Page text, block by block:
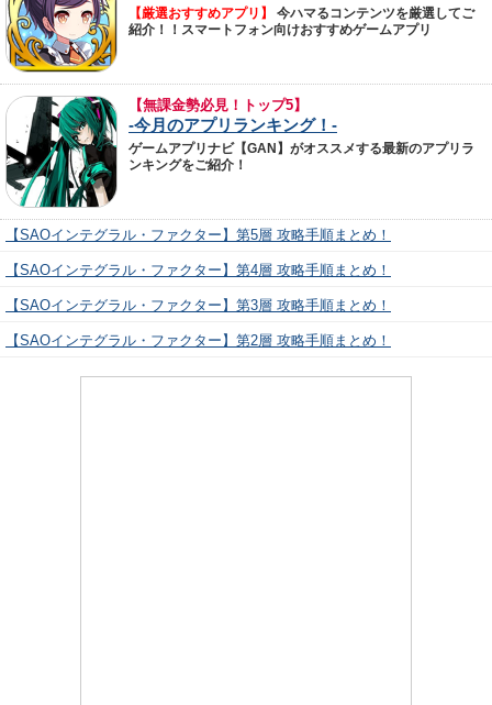
【厳選おすすめアプリ】
今ハマるコンテンツを厳選してご
紹介！！スマートフォン向けおすすめゲームアプリ
【無課金勢必見！トップ5】
-今月のアプリランキング！-
ゲームアプリナビ【GAN】がオススメする最新のアプリラ
ンキングをご紹介！
【SAOインテグラル・ファクター】第5層 攻略手順まとめ！
【SAOインテグラル・ファクター】第4層 攻略手順まとめ！
【SAOインテグラル・ファクター】第3層 攻略手順まとめ！
【SAOインテグラル・ファクター】第2層 攻略手順まとめ！